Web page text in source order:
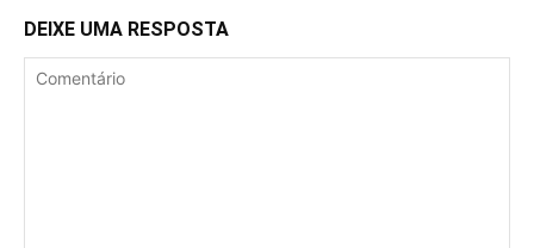
DEIXE UMA RESPOSTA